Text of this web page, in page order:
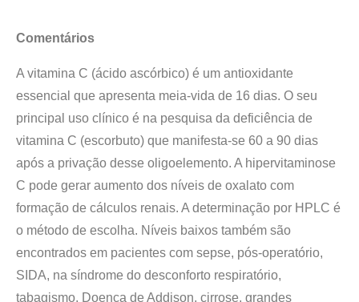
Comentários
A vitamina C (ácido ascórbico) é um antioxidante
essencial que apresenta meia-vida de 16 dias. O seu
principal uso clínico é na pesquisa da deficiência de
vitamina C (escorbuto) que manifesta-se 60 a 90 dias
após a privação desse oligoelemento. A hipervitaminose
C pode gerar aumento dos níveis de oxalato com
formação de cálculos renais. A determinação por HPLC é
o método de escolha. Níveis baixos também são
encontrados em pacientes com sepse, pós-operatório,
SIDA, na síndrome do desconforto respiratório,
tabagismo, Doença de Addison, cirrose, grandes